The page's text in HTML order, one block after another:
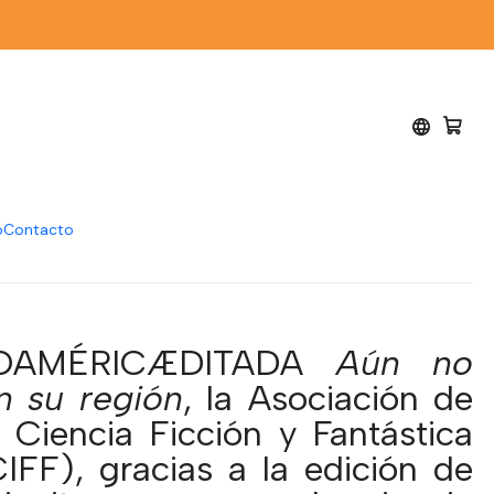
Contacto
- varios autores
Aún no
su región - varios
Aún no
su región, la Asociación de
Ciencia Ficción y Fantástica
gracias a la edición de